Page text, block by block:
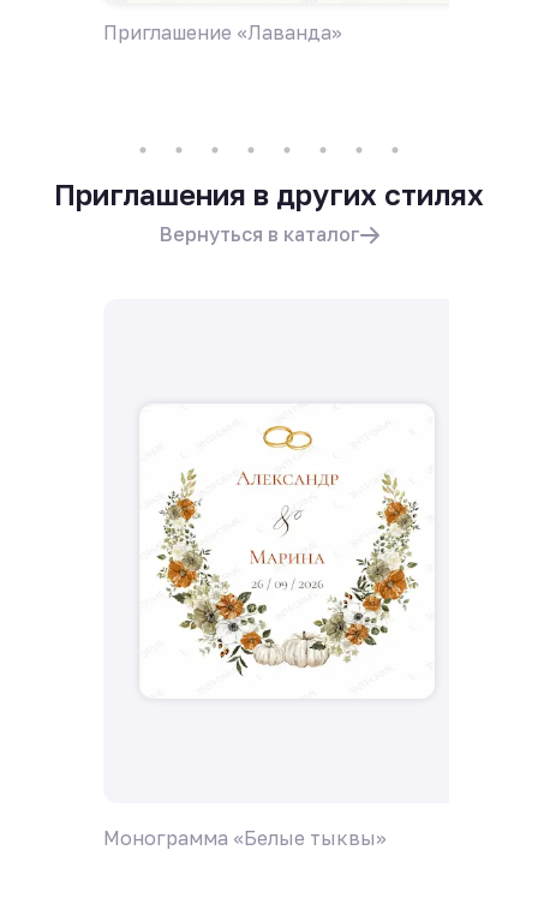
Приглашение «Лаванда»
Приглашения в других стилях
Вернуться в каталог
Монограмма «Белые тыквы»